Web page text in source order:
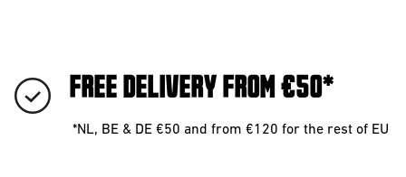
FREE DELIVERY FROM €50*
*NL, BE & DE €50 and from €120 for the rest of EU